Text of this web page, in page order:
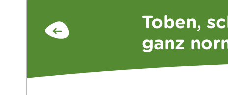
Toben,
ganz